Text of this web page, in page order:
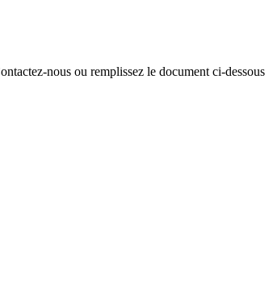
nous ou remplissez le document ci-dessous